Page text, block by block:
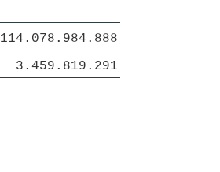
114.078.984.888
3.459.819.291